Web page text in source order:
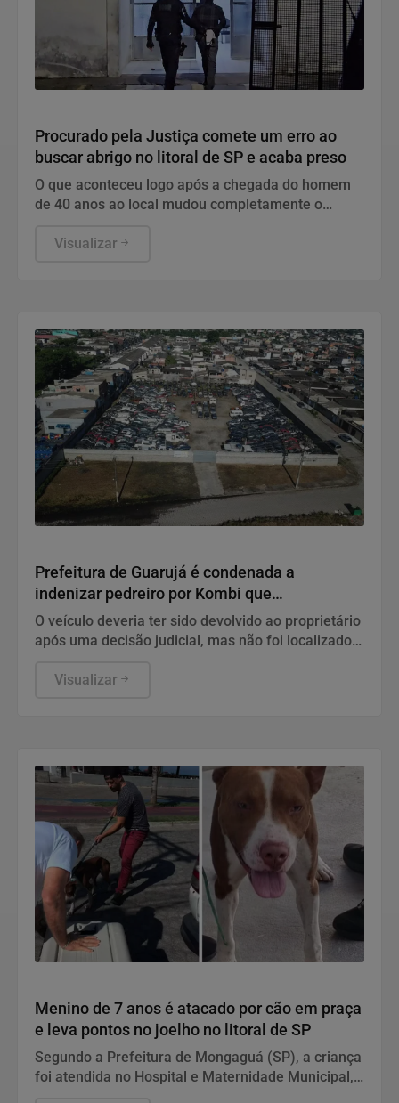
Procurado pela Justiça comete um erro ao
buscar abrigo no litoral de SP e acaba preso
O que aconteceu logo após a chegada do homem
de 40 anos ao local mudou completamente o
Visualizar
Prefeitura de Guarujá é condenada a
indenizar pedreiro por Kombi que
desapareceu em pátio
O veículo deveria ter sido devolvido ao proprietário
após uma decisão judicial, mas não foi localizado
decisão.
Visualizar
Menino de 7 anos é atacado por cão em praça
e leva pontos no joelho no litoral de SP
Segundo a Prefeitura de Mongaguá (SP), a criança
foi atendida no Hospital e Maternidade Municipal,